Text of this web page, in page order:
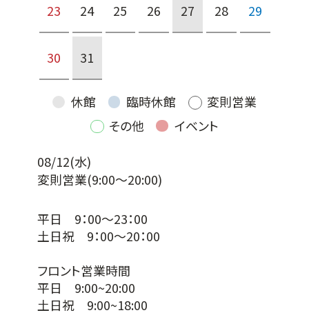
23 24 25 26 27 28 29
30 31
休館 臨時休館
変則営業
その他
イベント
変則営業(9:00～20:00)
08/12(水)
平日 9：00～23：00
土日祝 9：00～20：00
フロント営業時間
平日 9:00~20:00
土日祝 9:00~18:00